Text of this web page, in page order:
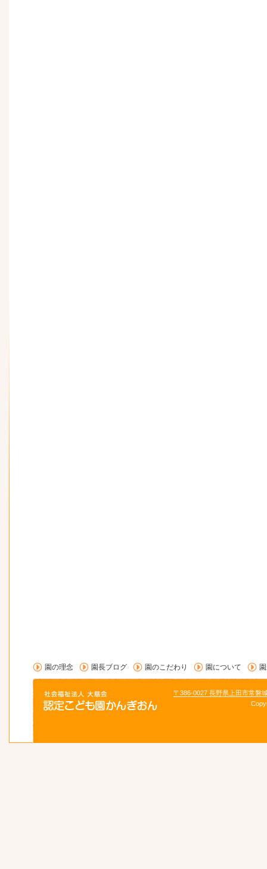
園の理念 園長ブログ 園のこだわり 園について
〒386-0027 長野県上田市常磐